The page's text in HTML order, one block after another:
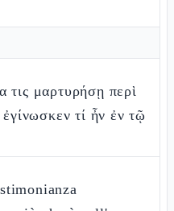
τις μαρτυρήσῃ περὶ
τί ἦν ἐν τῷ